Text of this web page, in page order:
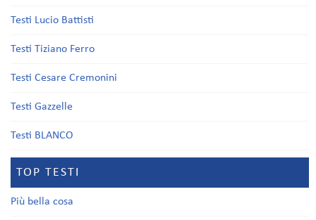
Testi Lucio Battisti
Testi Tiziano Ferro
Testi Cesare Cremonini
Testi Gazzelle
Testi BLANCO
TOP TESTI
Più bella cosa